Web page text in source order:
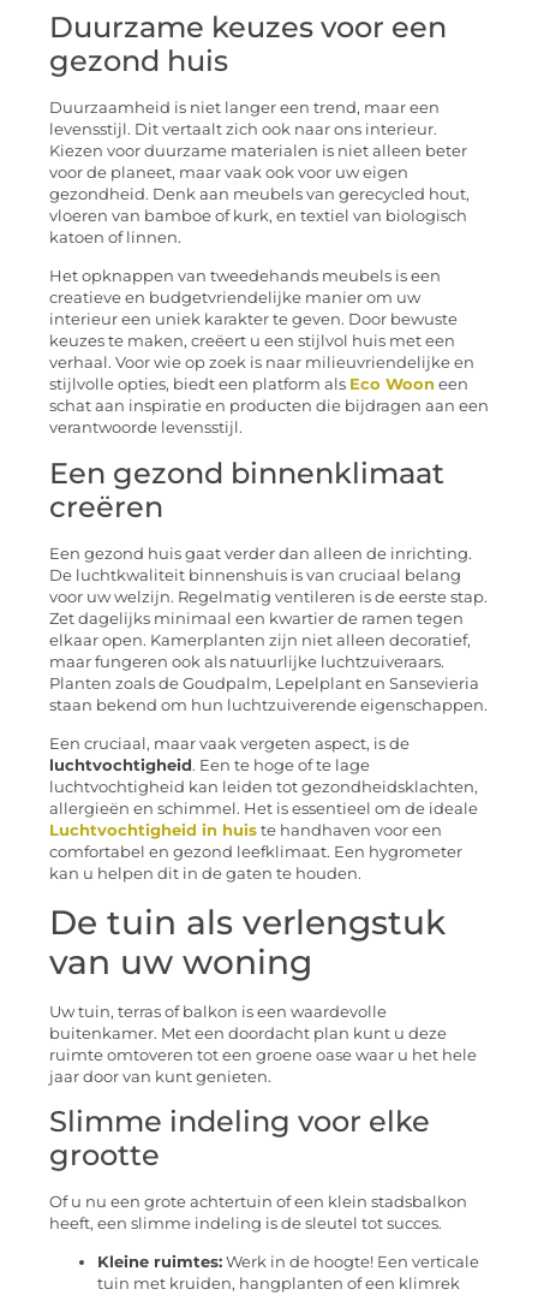
Duurzame keuzes voor een
gezond huis
Duurzaamheid is niet langer een trend, maar een
levensstijl. Dit vertaalt zich ook naar ons interieur.
Kiezen voor duurzame materialen is niet alleen beter
voor de planeet, maar vaak ook voor uw eigen
gezondheid. Denk aan meubels van gerecycled hout,
vloeren van bamboe of kurk, en textiel van biologisch
katoen of linnen.
Het opknappen van tweedehands meubels is een
creatieve en budgetvriendelijke manier om uw
interieur een uniek karakter te geven. Door bewuste
keuzes te maken, creëert u een stijlvol huis met een
verhaal. Voor wie op zoek is naar milieuvriendelijke en
stijlvolle opties, biedt een platform als Eco Woon een
schat aan inspiratie en producten die bijdragen aan een
verantwoorde levensstijl.
Een gezond binnenklimaat
creëren
Een gezond huis gaat verder dan alleen de inrichting.
De luchtkwaliteit binnenshuis is van cruciaal belang
voor uw welzijn. Regelmatig ventileren is de eerste stap.
Zet dagelijks minimaal een kwartier de ramen tegen
elkaar open. Kamerplanten zijn niet alleen decoratief,
maar fungeren ook als natuurlijke luchtzuiveraars.
Planten zoals de Goudpalm, Lepelplant en Sansevieria
staan bekend om hun luchtzuiverende eigenschappen.
Een cruciaal, maar vaak vergeten aspect, is de
luchtvochtigheid. Een te hoge of te lage
luchtvochtigheid kan leiden tot gezondheidsklachten,
allergieën en schimmel. Het is essentieel om de ideale
Luchtvochtigheid in huis te handhaven voor een
comfortabel en gezond leefklimaat. Een hygrometer
kan u helpen dit in de gaten te houden.
De tuin als verlengstuk
van uw woning
Uw tuin, terras of balkon is een waardevolle
buitenkamer. Met een doordacht plan kunt u deze
ruimte omtoveren tot een groene oase waar u het hele
jaar door van kunt genieten.
Slimme indeling voor elke
grootte
Of u nu een grote achtertuin of een klein stadsbalkon
heeft, een slimme indeling is de sleutel tot succes.
Kleine ruimtes: Werk in de hoogte! Een verticale
tuin met kruiden, hangplanten of een klimrek